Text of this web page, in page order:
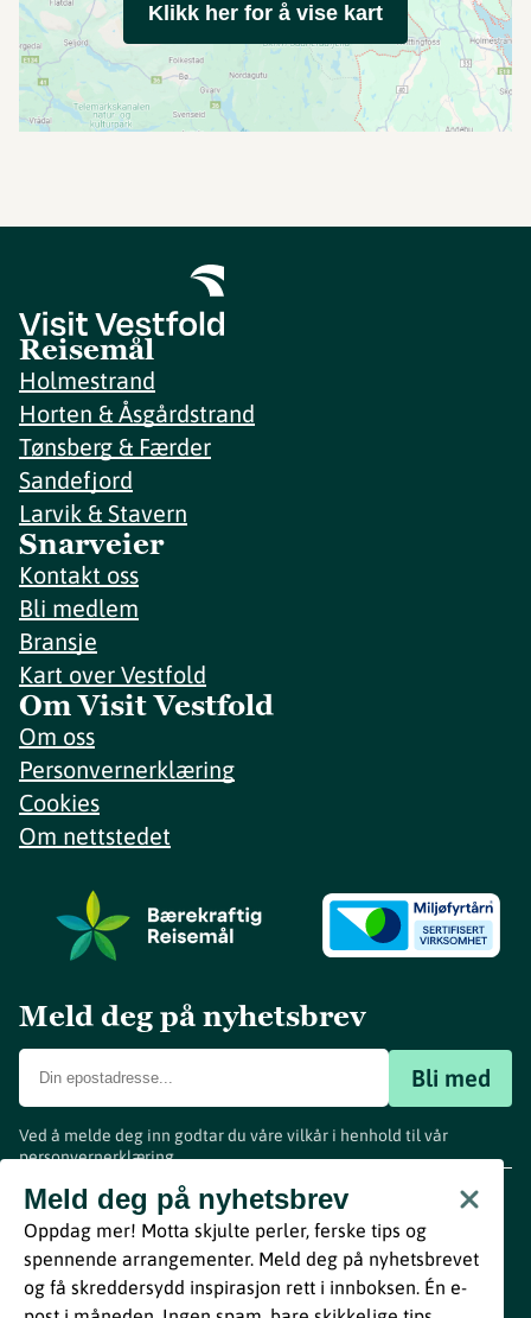
Klikk her for å vise kart
Reisemål
Holmestrand
Horten & Åsgårdstrand
Tønsberg & Færder
Sandefjord
Larvik & Stavern
Snarveier
Kontakt oss
Bli medlem
Bransje
Kart over Vestfold
Om Visit Vestfold
Om oss
Personvernerklæring
Cookies
Om nettstedet
Meld deg på nyhetsbrev
Bli med
Ved å melde deg inn godtar du våre vilkår i henhold til vår
personvernerklæring.
Meld deg på nyhetsbrev
Oppdag mer! Motta skjulte perler, ferske tips og
spennende arrangementer. Meld deg på nyhetsbrevet
og få skreddersydd inspirasjon rett i innboksen. Én e-
www.visitvestfold.com
Turistinformasjon
Vestfold Fylkeskommune
ByBreakfast